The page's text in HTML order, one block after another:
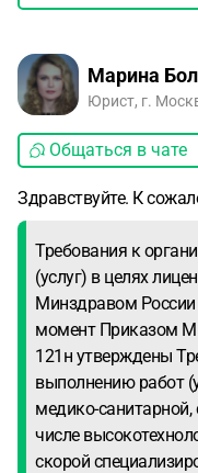
Марина
Юрист, г.
Общаться в чате
Здравствуйте. К
Требования к
(услуг) в целях
Минздравом
момент Приказом
121н утверждены
выполнению работ
медико-
числе
скорой